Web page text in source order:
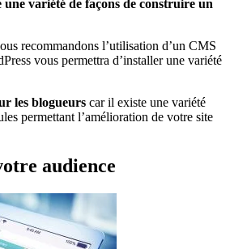
une variété de façons de construire un
recommandons l’utilisation d’un CMS
vous permettra d’installer une variété
les blogueurs car il existe une variété
permettant l’amélioration de votre site
audience